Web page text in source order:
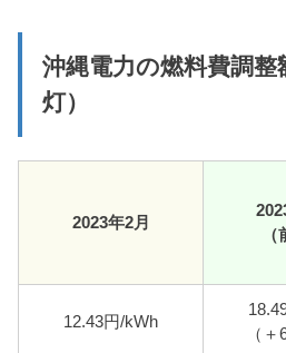
沖縄電力の燃料費調整
灯）
2023年2月
（
12.43円/kWh
（＋